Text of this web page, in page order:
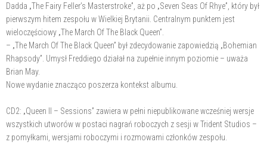
Dadda „The Fairy Feller’s Masterstroke”, aż po „Seven Seas Of Rhye”, który był
pierwszym hitem zespołu w Wielkiej Brytanii. Centralnym punktem jest
wieloczęściowy „The March Of The Black Queen”.
– „The March Of The Black Queen” był zdecydowanie zapowiedzią „Bohemian
Rhapsody”. Umysł Freddiego działał na zupełnie innym poziomie – uważa
Brian May.
Nowe wydanie znacząco poszerza kontekst albumu.
CD2: „Queen II – Sessions” zawiera w pełni niepublikowane wcześniej wersje
wszystkich utworów w postaci nagrań roboczych z sesji w Trident Studios –
z pomyłkami, wersjami roboczymi i rozmowami członków zespołu.